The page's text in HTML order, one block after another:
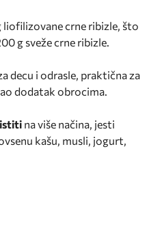
liofilizovane crne ribizle, što
g sveže crne ribizle.
decu i odrasle, praktična za
dodatak obrocima.
na više načina, jesti
kašu, musli, jogurt,